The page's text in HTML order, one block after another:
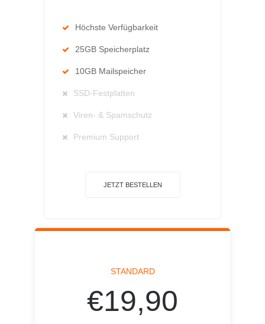
Höchste Verfügbarkeit
25GB Speicherplatz
10GB Mailspeicher
SSD-Festplatten
Viren- & Spamschutz
Premium Support
JETZT BESTELLEN
STANDARD
€19,90